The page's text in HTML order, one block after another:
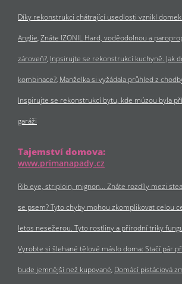
Díky rekonstrukci chátrající usedlosti vznikl
Anglie Znáte IZONIL Hard, voděodolnou a
zároveň? Inpsirujte se rekonstrukcí kuchyně. Jak
kombinace? Manželka si vyžádala průhled z
Inspirujte se rekonstrukcí bytu, kde múzou byla
garáži
Tajemství domova:
www.primanapady.cz
Rib eye, striploin, mignon… Znáte rozdíly mezi
se psem? Tyto chyby mohou zkomplikovat celou
letos nesežerou. Tyto rostliny a přírodní triky
Vyrobte si šlehané tělové máslo doma: Stačí pár
bude jemnější než kupované Domácí pistáciová